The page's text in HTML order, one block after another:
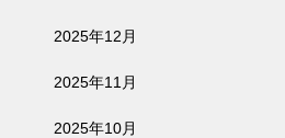
2025年12月
2025年11月
2025年10月